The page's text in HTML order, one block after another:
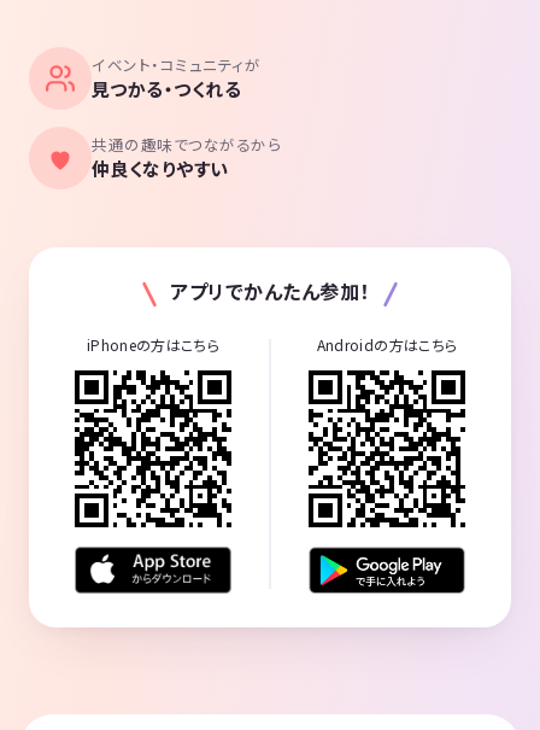
イベント・コミュニティが
見つかる・つくれる
共通の趣味でつながるから
仲良くなりやすい
アプリでかんたん参加！
iPhoneの方はこちら Androidの方はこちら